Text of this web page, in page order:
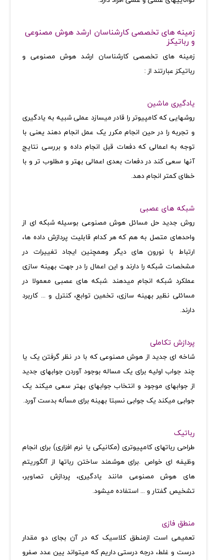
زمینه های تخصصی کارشناسان ارشد هوش مصنوعی
و رباتیکز
زمینه های تخصصی کارشناسان ارشد هوش مصنوعی و
رباتیکز عبارتند از :
یادگیری ماشین
روشهایی که کامپیوتر را قادر میسازد عملی شبیه به یادگیری
و تجربه را در حین انجام مکرر یک عمل انجام دهند یعنی با
توجه به اعمالی که دفعات قبل انجام داده و بررسی نتایج
آنها سعی کند در دفعات بعدی اعمالی بهتر و مطلوب تر و با
خطای کمتر انجام دهد.
شبکه های عصبی
روش جدید حل مسائل هوش مصنوعی بوسیله شبکه ای از
واحدهای متصل به هم که هر کدام قابلیت پردازش داده ها،
ارتباط با نورون های دیگر وهمچنین ایجاد تغییرات در
مشخصات شبکه را دارند و این اعمال را در جهت بهینه سازی
عملکرد شبکه انجام میدهند .شبکه های عصبی معمولا در
مسائلی نظیر بهینه سازی، تخمین توابع، کنترل و ... کاربرد
دارند.
پردازش تکاملی
شاخه ای جدید از هوش مصنوعی که با در نظر گرفتن یک یا
چند جواب اولیه برای یک مساله بوجود آوردن جوابهای جدید
از جوابهای موجود و انتخاب جوابهای بهتر سعی میکند یک
جوابی میکند یک جوابی نسبتا بهینه برای مسأله بدست آورد.
رباتیک
طراحی رباتهای کامپیوتری (مکانیکی یا نرم افزاری) برای انجام
وظیفه ای خواص .برای هوشمند ساختن رباتها از آلگوریتم
های هوش مصنوعی مانند یادگیری، پردازش تصاویر،
تشخیص گفتار و ... استفاده میشود.
منطق فازی
تعمیمی است ازمنطق کلاسیک که در آن بجای دو مقدار
درست و غلط، درجه درستی داریم که میتواند یین عدد صفرو